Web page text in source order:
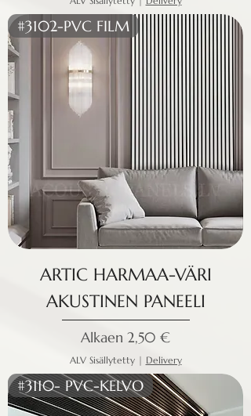
#3102-PVC FILM
ARTIC HARMAA-VÄRI
AKUSTINEN PANEELI
Alkaen 2,50 €
Alehinta
ALV Sisällytetty| Delivery
#3110- PVC-KELVO